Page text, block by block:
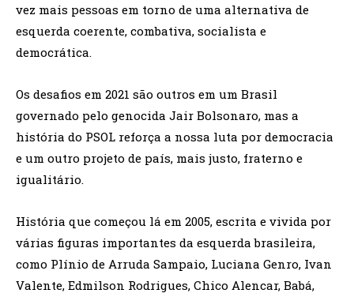
vez mais pessoas em torno de uma alternativa de
esquerda coerente, combativa, socialista e
democrática.
Os desafios em 2021 são outros em um Brasil
governado pelo genocida Jair Bolsonaro, mas a
história do PSOL reforça a nossa luta por democracia
e um outro projeto de país, mais justo, fraterno e
igualitário.
História que começou lá em 2005, escrita e vivida por
várias figuras importantes da esquerda brasileira,
como Plínio de Arruda Sampaio, Luciana Genro, Ivan
Valente, Edmilson Rodrigues, Chico Alencar, Babá,